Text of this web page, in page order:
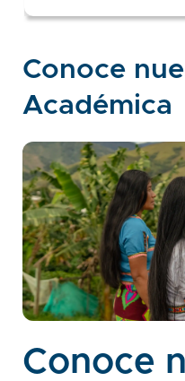
Conoce
Académica
Conoce